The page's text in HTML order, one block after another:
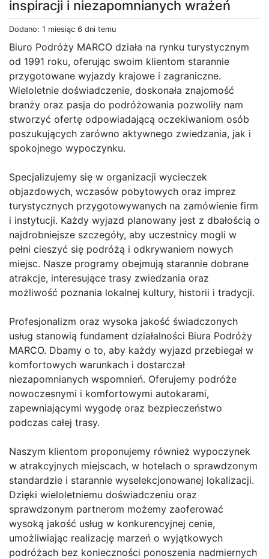
inspiracji i niezapomnianych wrażeń
Dodano: 1 miesiąc 6 dni temu
Biuro Podróży MARCO działa na rynku turystycznym
od 1991 roku, oferując swoim klientom starannie
przygotowane wyjazdy krajowe i zagraniczne.
Wieloletnie doświadczenie, doskonała znajomość
branży oraz pasja do podróżowania pozwoliły nam
stworzyć ofertę odpowiadającą oczekiwaniom osób
poszukujących zarówno aktywnego zwiedzania, jak i
spokojnego wypoczynku.
Specjalizujemy się w organizacji wycieczek
objazdowych, wczasów pobytowych oraz imprez
turystycznych przygotowywanych na zamówienie firm
i instytucji. Każdy wyjazd planowany jest z dbałością o
najdrobniejsze szczegóły, aby uczestnicy mogli w
pełni cieszyć się podróżą i odkrywaniem nowych
miejsc. Nasze programy obejmują starannie dobrane
atrakcje, interesujące trasy zwiedzania oraz
możliwość poznania lokalnej kultury, historii i tradycji.
Profesjonalizm oraz wysoka jakość świadczonych
usług stanowią fundament działalności Biura Podróży
MARCO. Dbamy o to, aby każdy wyjazd przebiegał w
komfortowych warunkach i dostarczał
niezapomnianych wspomnień. Oferujemy podróże
nowoczesnymi i komfortowymi autokarami,
zapewniającymi wygodę oraz bezpieczeństwo
podczas całej trasy.
Naszym klientom proponujemy również wypoczynek
w atrakcyjnych miejscach, w hotelach o sprawdzonym
standardzie i starannie wyselekcjonowanej lokalizacji.
Dzięki wieloletniemu doświadczeniu oraz
sprawdzonym partnerom możemy zaoferować
wysoką jakość usług w konkurencyjnej cenie,
umożliwiając realizację marzeń o wyjątkowych
podróżach bez konieczności ponoszenia nadmiernych